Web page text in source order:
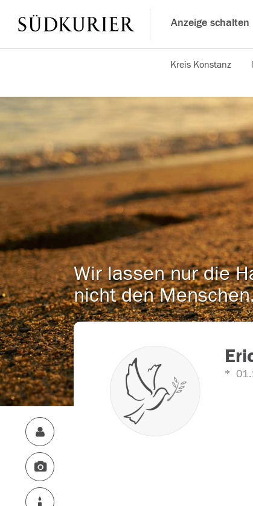
Anzeige schalten
Kreis Konstanz
Wir lassen nur die
nicht den